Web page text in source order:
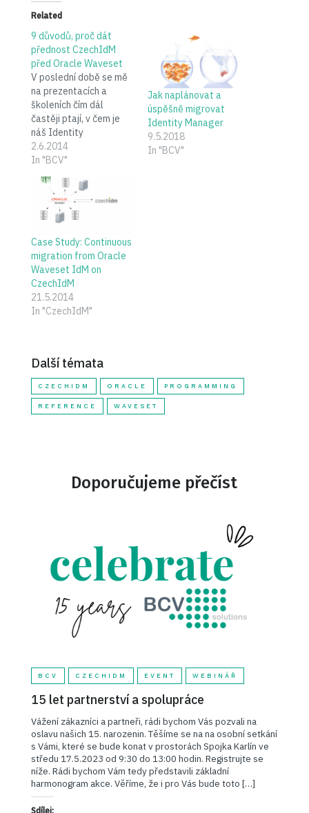
Related
9 důvodů, proč dát
přednost CzechIdM
před Oracle Waveset
V poslední době se mě
na prezentacích a
školeních čím dál
častěji ptají, v čem je
náš Identity
Management CzechIdM
lepší než dosluhující
Oracle Waveset, dříve
nazývaný též Sun
Identity Manager. Jako
projektový manažer i
vlastní kůži setkal s
oběma; nedávno jsem
tu psal o úspěšné…
2.6.2014
In "BCV"
Jak naplánovat a
úspěšně migrovat
Identity Manager
9.5.2018
In "BCV"
Case Study: Continuous
migration from Oracle
Waveset IdM on
CzechIdM
21.5.2014
In "CzechIdM"
Další témata
CZECHIDM ORACLE PROGRAMMING
REFERENCE WAVESET
Doporučujeme přečíst
BCV CZECHIDM EVENT WEBINÁŘ
15 let partnerství a spolupráce
Vážení zákazníci a partneři, rádi bychom Vás pozvali na
oslavu našich 15. narozenin. Těšíme se na na osobní setkání
s Vámi, které se bude konat v prostorách Spojka Karlín ve
středu 17.5.2023 od 9:30 do 13:00 hodin. Registrujte se
níže. Rádi bychom Vám tedy představili základní
harmonogram akce. Věříme, že i pro Vás bude toto […]
Sdílej: